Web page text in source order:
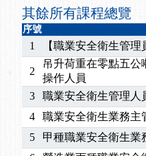
其餘所有課程總覽
序號
1 【職業安全衛生管理
2
吊升荷重在零點五
操作人員
3
職業安全衛生管理人
4
職業安全衛生業務主
5
甲種職業安全衛生業